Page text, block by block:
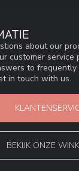
about our
customer service
to
in touch with us.
BEKIJK ONZE